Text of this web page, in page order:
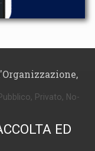
Privato, No-
ED